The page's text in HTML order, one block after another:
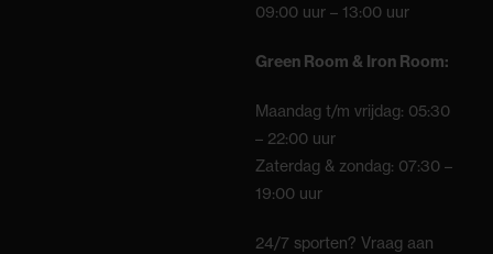
09:00 uur – 13:00 uur
Green Room & Iron Room:
Maandag t/m vrijdag: 05:30
– 22:00 uur
Zaterdag & zondag: 07:30 –
19:00 uur
24/7 sporten? Vraag aan